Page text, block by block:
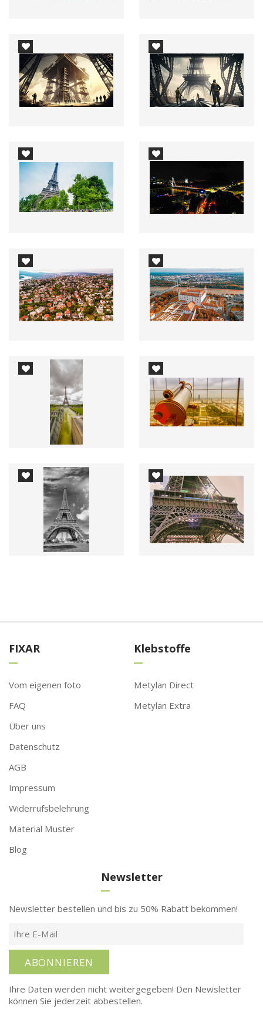
FIXAR
Vom eigenen foto
FAQ
Über uns
Datenschutz
AGB
Impressum
Widerrufsbelehrung
Material Muster
Blog
Klebstoffe
Metylan Direct
Metylan Extra
Newsletter
Newsletter bestellen und bis zu 50% Rabatt bekommen!
ABONNIEREN
Ihre Daten werden nicht weitergegeben! Den Newsletter
können Sie jederzeit abbestellen.